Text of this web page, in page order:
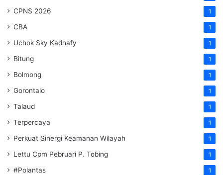
CPNS 2026 1
CBA 1
Uchok Sky Kadhafy 1
Bitung 1
Bolmong 1
Gorontalo 1
Talaud 1
Terpercaya 1
Perkuat Sinergi Keamanan Wilayah 1
Lettu Cpm Pebruari P. Tobing 1
#Polantas 1